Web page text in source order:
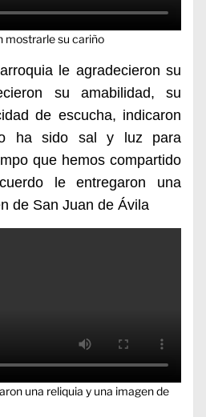
mostrarle su cariño
le agradecieron su
su amabilidad, su
de escucha, indicaron
ha sido sal y luz para
que hemos compartido
le entregaron una
de San Juan de Ávila
una reliquia y una imagen de